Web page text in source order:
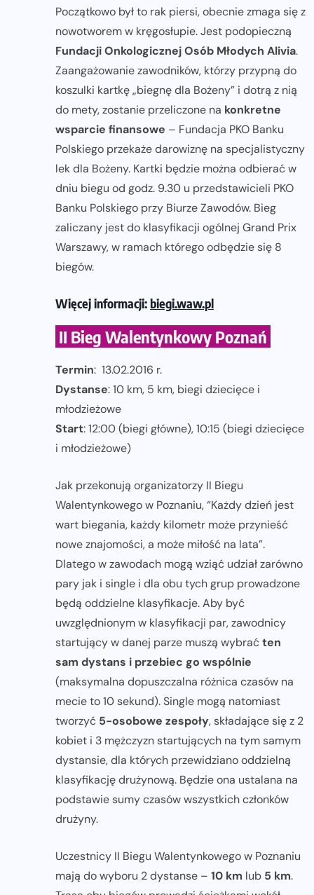
Początkowo był to rak piersi, obecnie zmaga się z
nowotworem w kręgosłupie. Jest podopieczną
Fundacji Onkologicznej Osób Młodych Alivia.
Zaangażowanie zawodników, którzy przypną do
koszulki kartkę „biegnę dla Bożeny” i dotrą z nią
do mety, zostanie przeliczone na konkretne
wsparcie finansowe – Fundacja PKO Banku
Polskiego przekaże darowiznę na specjalistyczny
lek dla Bożeny. Kartki będzie można odbierać w
dniu biegu od godz. 9.30 u przedstawicieli PKO
Banku Polskiego przy Biurze Zawodów. Bieg
zaliczany jest do klasyfikacji ogólnej Grand Prix
Warszawy, w ramach którego odbędzie się 8
biegów.
Więcej informacji:biegi.waw.pl
II Bieg Walentynkowy Poznań
Termin: 13.02.2016 r.
Dystanse: 10 km, 5 km, biegi dziecięce i
młodzieżowe
Start: 12:00 (biegi główne), 10:15 (biegi dziecięce
i młodzieżowe)
Jak przekonują organizatorzy II Biegu
Walentynkowego w Poznaniu, “Każdy dzień jest
wart biegania, każdy kilometr może przynieść
nowe znajomości, a może miłość na lata”.
Dlatego w zawodach mogą wziąć udział zarówno
pary jak i single i dla obu tych grup prowadzone
będą oddzielne klasyfikacje. Aby być
uwzględnionym w klasyfikacji par, zawodnicy
startujący w danej parze muszą wybraćten
sam dystans i przebiec go wspólnie
(maksymalna dopuszczalna różnica czasów na
mecie to 10 sekund). Single mogą natomiast
tworzyć 5-osobowe zespoły, składające się z 2
kobiet i 3 mężczyzn startujących na tym samym
dystansie, dla których przewidziano oddzielną
klasyfikację drużynową. Będzie ona ustalana na
podstawie sumy czasów wszystkich członków
drużyny.
Uczestnicy II Biegu Walentynkowego w Poznaniu
mają do wyboru 2 dystanse – 10 km lub 5 km.